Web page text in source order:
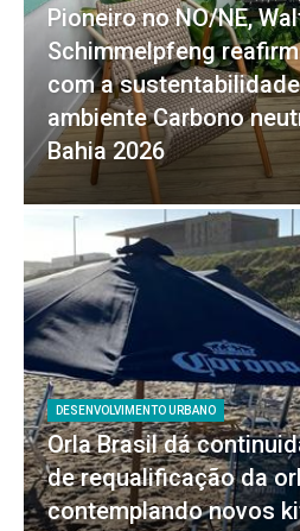
Pioneiro no NO/NE,
Schimmelpfeng
com a
ambiente Carbono
Bahia 2026
DESENVOLVIMENTO URBANO
Orla Brasil dá
de requalificação da
contemplando novos